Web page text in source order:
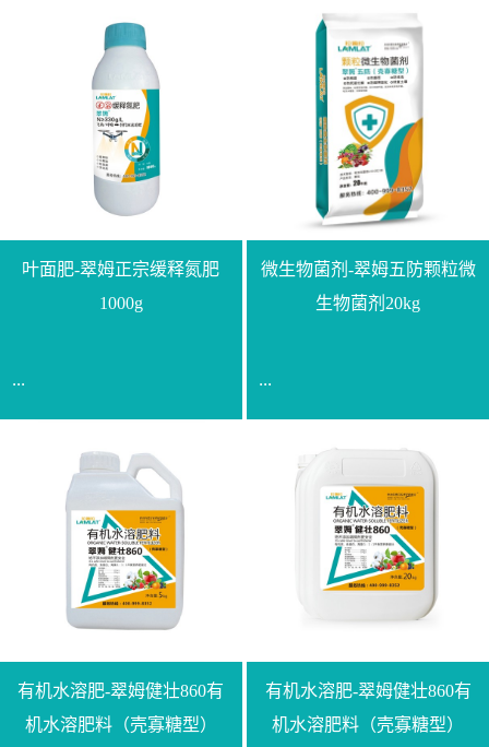
叶面肥-翠姆正宗缓释氮肥
1000g
...
【通用名称】脲甲醛缓释
氮肥【产品形态】水剂
【产品规格】1000g【技术
指标】N≥330g/L【企业标
准】Q/LML O01-2022【使
用方法】1、飞防：每亩
复配其他农药、肥料并提
高药效，间隔2-3周，可连
微生物菌剂-翠姆五防颗粒微
生物菌剂20kg
...
【通用名称】微生物菌剂
【产品剂型】颗粒【产品
规格】20kg【技术指标】
有效活菌数≥10.0亿/克【增
效物质】有机质≥40%;小分
子有机碳≥23%;壳寡糖
底肥：亩用本品40kg-
100kg可替代有机肥，配合
有机水溶肥-翠姆健壮860有
机水溶肥料（壳寡糖型）
有机水溶肥-翠姆健壮860有
机水溶肥料（壳寡糖型）